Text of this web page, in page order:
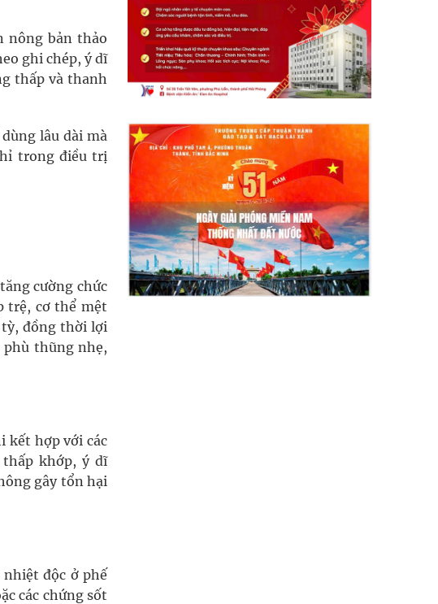
nông bản thảo
ghi chép, ý dĩ
thấp và thanh
lâu dài mà
trong điều trị
cường chức
trệ, cơ thể mệt
tỳ, đồng thời lợi
thũng nhẹ,
kết hợp với các
khớp, ý dĩ
gây tổn hại
độc ở phế
các chứng sốt